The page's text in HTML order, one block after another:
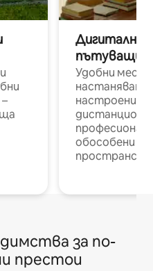
Дигитални
пътуващи
Удобни
настаняване
настроени и
обособени
за по-
престои